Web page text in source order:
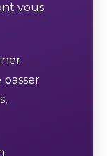
vous
passer